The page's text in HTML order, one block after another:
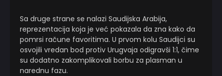
Sa druge strane se nalazi Saudijska Arabija,
reprezentacija koja je već pokazala da zna kako da
pomrsi račune favoritima. U prvom kolu Saudijci su
osvojili vredan bod protiv Urugvaja odigravši 1:1, čime
su dodatno zakomplikovali borbu za plasman u
narednu fazu.